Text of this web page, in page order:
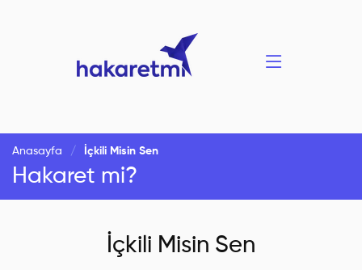
Anasayfa İçkili Misin Sen
Hakaret mi?
İçkili Misin Sen